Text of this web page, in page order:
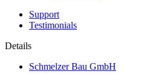
Support
Testimonials
Details
Schmelzer Bau GmbH